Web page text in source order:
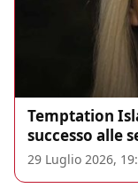
Temptation
successo alle
29 Luglio 2026,